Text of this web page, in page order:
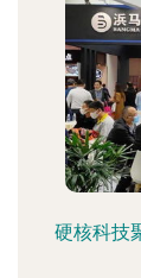
硬核科技